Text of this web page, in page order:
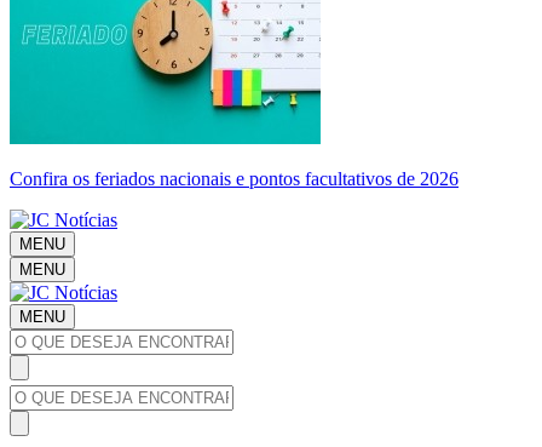
Confira os feriados nacionais e pontos facultativos de 2026
MENU
MENU
MENU